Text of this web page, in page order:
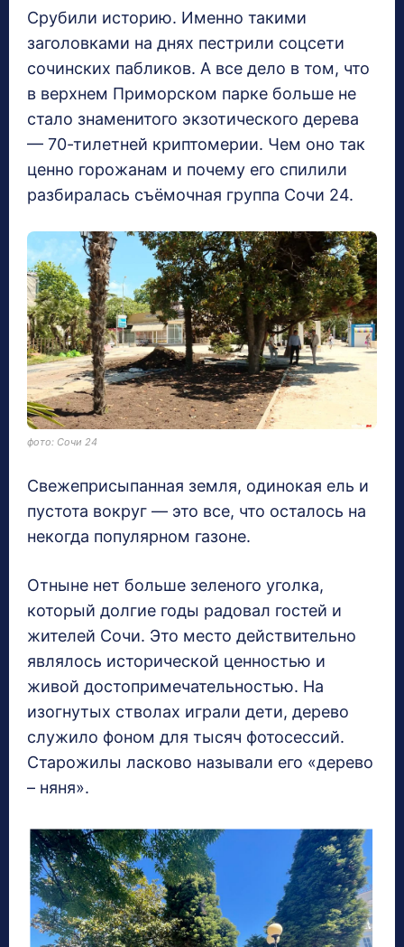
Срубили историю. Именно такими
заголовками на днях пестрили соцсети
сочинских пабликов. А все дело в том, что
в верхнем Приморском парке больше не
стало знаменитого экзотического дерева
— 70-тилетней криптомерии. Чем оно так
ценно горожанам и почему его спилили
разбиралась съёмочная группа Сочи 24.
фото: Сочи 24
Свежеприсыпанная земля, одинокая ель и
пустота вокруг — это все, что осталось на
некогда популярном газоне.
Отныне нет больше зеленого уголка,
который долгие годы радовал гостей и
жителей Сочи. Это место действительно
являлось исторической ценностью и
живой достопримечательностью. На
изогнутых стволах играли дети, дерево
служило фоном для тысяч фотосессий.
Старожилы ласково называли его «дерево
– няня».